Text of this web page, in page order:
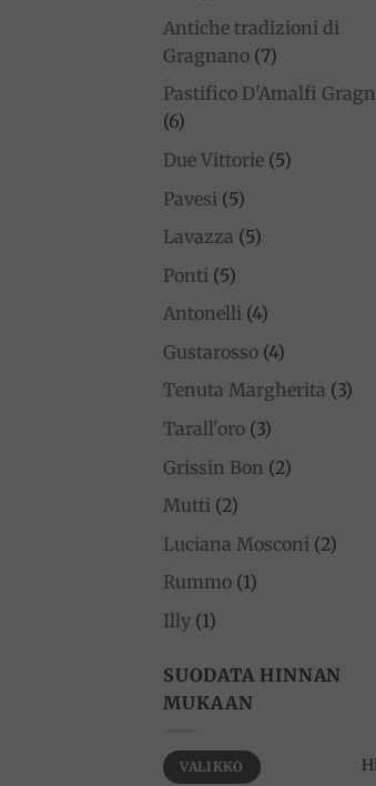
Antiche tradizioni di
Gragnano (7)
Pastifico D'Amalfi
(6)
Due Vittorie (5)
Pavesi (5)
Lavazza (5)
Ponti (5)
Antonelli (4)
Gustarosso (4)
Tenuta Margherita (3)
Tarall'oro (3)
Grissin Bon (2)
Mutti (2)
Luciana Mosconi (2)
Rummo (1)
Illy (1)
SUODATA HINNAN
MUKAAN
Minimihinta
Maksimihinta
VALIKKO